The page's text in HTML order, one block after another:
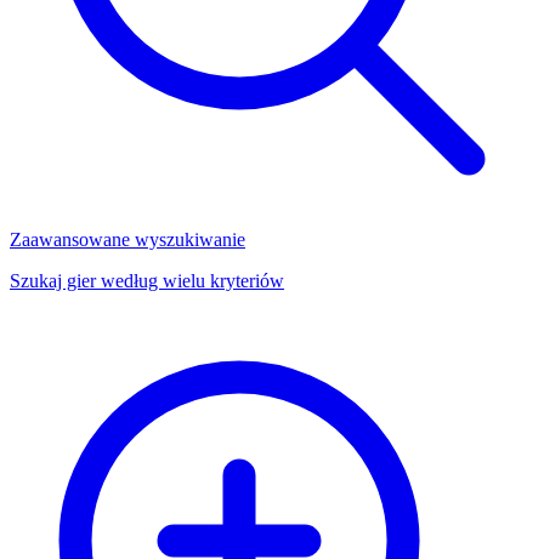
Zaawansowane wyszukiwanie
Szukaj gier według wielu kryteriów